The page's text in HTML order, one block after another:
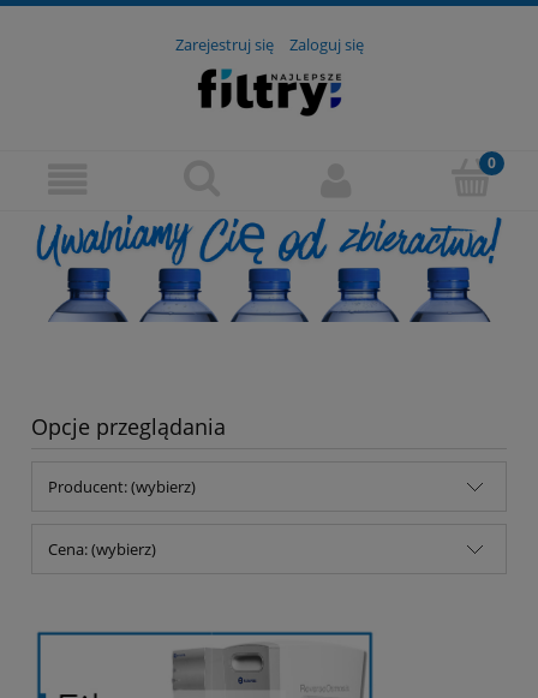
Zarejestruj się Zaloguj się
Opcje przeglądania
Producent: (wybierz)
Cena: (wybierz)